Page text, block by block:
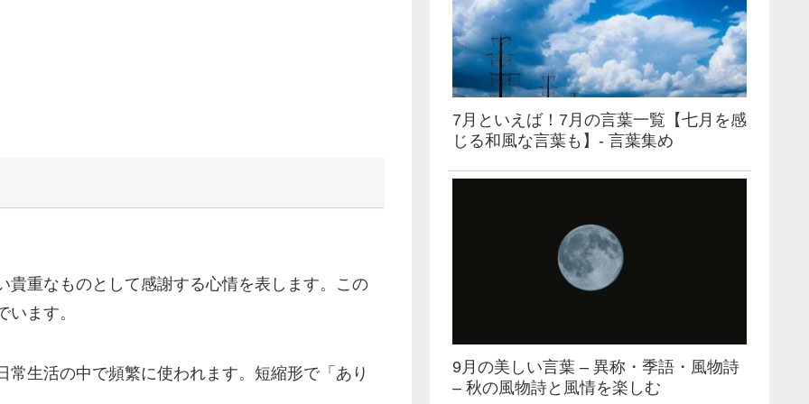
貴重なものとして感謝する心情を表します。この
ます。
生活の中で頻繁に使われます。短縮形で「あり
7月といえば！7月の言葉一覧【七月を感
じる和風な言葉も】- 言葉集め
9月の美しい言葉 – 異称・季語・風物詩
– 秋の風物詩と風情を楽しむ